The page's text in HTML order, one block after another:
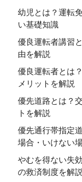
幼児とは？運転
い基礎知識
優良運転者講習
由を解説
優良運転者とは
メリットを解説
優先道路とは？
トを解説
優先通行帯指定
場合・いけない
やむを得ない失
の救済制度を解説